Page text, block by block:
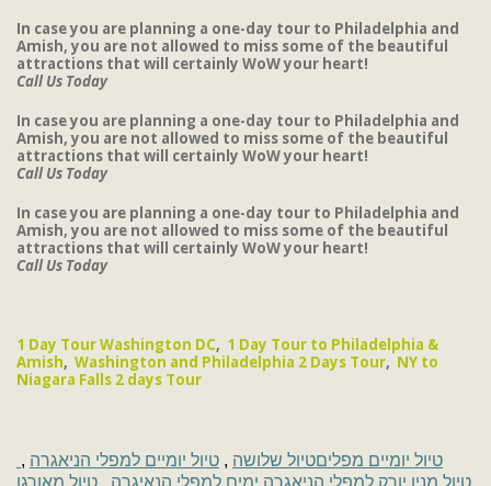
In case you are planning a one-day tour to Philadelphia and
Amish, you are not allowed to miss some of the beautiful
attractions that will certainly WoW your heart!
Call Us Today
In case you are planning a one-day tour to Philadelphia and
Amish, you are not allowed to miss some of the beautiful
attractions that will certainly WoW your heart!
Call Us Today
In case you are planning a one-day tour to Philadelphia and
Amish, you are not allowed to miss some of the beautiful
attractions that will certainly WoW your heart!
Call Us Today
1 Day Tour Washington DC, 1 Day Tour to Philadelphia &
Amish, Washington and Philadelphia 2 Days Tour, NY to
Niagara Falls 2 days Tour
טיול יומיים מפלים , טיול יומיים למפלי הניאגרה , טיול שלושה
ימים למפלי הנאיגרה טיול מניו יורק למפלי הניאגרה טיול מאורגן